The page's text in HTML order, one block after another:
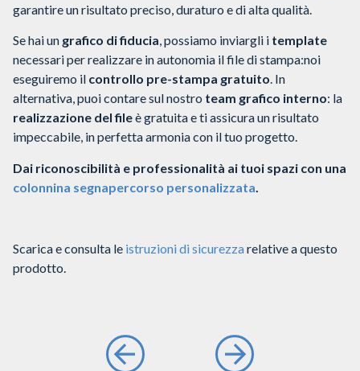
garantire un risultato preciso, duraturo e di alta qualità.
Se hai un grafico di fiducia, possiamo inviargli i template
necessari per realizzare in autonomia il file di stampa:noi
eseguiremo il controllo pre-stampa gratuito. In
alternativa, puoi contare sul nostro team grafico interno: la
realizzazione del fileè gratuita e ti assicura un risultato
impeccabile, in perfetta armonia con il tuo progetto.
Dai riconoscibilità e professionalità ai tuoi spazi con una
colonnina segnapercorso personalizzata
Scarica e consulta le istruzioni di sicurezzarelative a questo
prodotto.